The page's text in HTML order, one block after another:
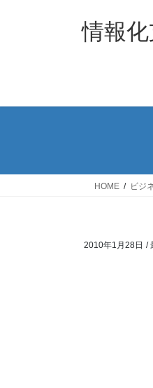
ス
ン
情報
HOME ビジ
2010年1月28日 /